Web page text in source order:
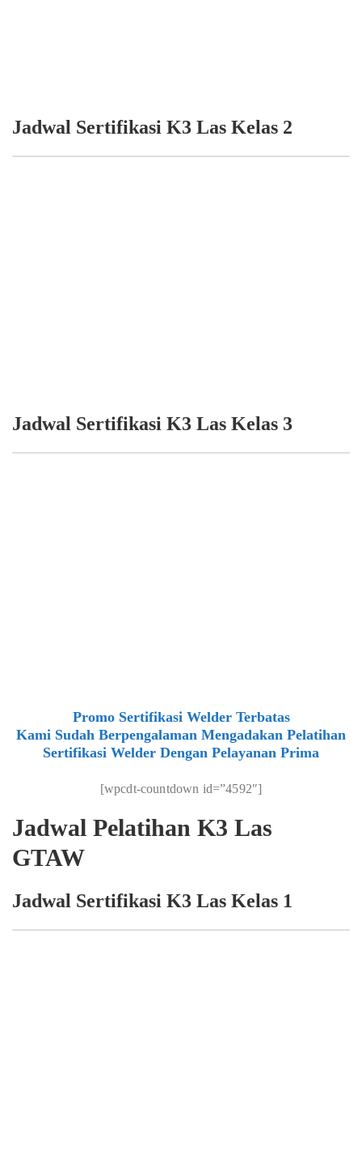
Jadwal Sertifikasi K3 Las Kelas 2
Jadwal Sertifikasi K3 Las Kelas 3
Promo Sertifikasi Welder Terbatas
Kami Sudah Berpengalaman Mengadakan Pelatihan
Sertifikasi Welder Dengan Pelayanan Prima
[wpcdt-countdown id=”4592″]
Jadwal Pelatihan K3 Las
GTAW
Jadwal Sertifikasi K3 Las Kelas 1